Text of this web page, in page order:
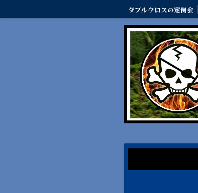
ダブルクロスの定例会